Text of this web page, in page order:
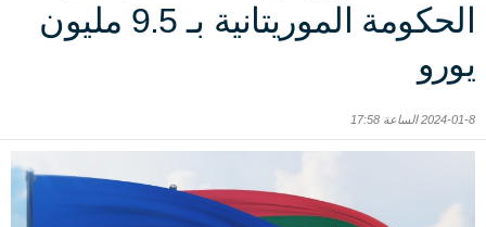
الحكومة الموريتانية بـ 9.5 مليون
يورو
2024-01-8 الساعة 17:58